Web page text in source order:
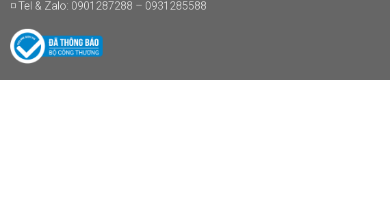
◽ Tel & Zalo: 0901287288 – 0931285588